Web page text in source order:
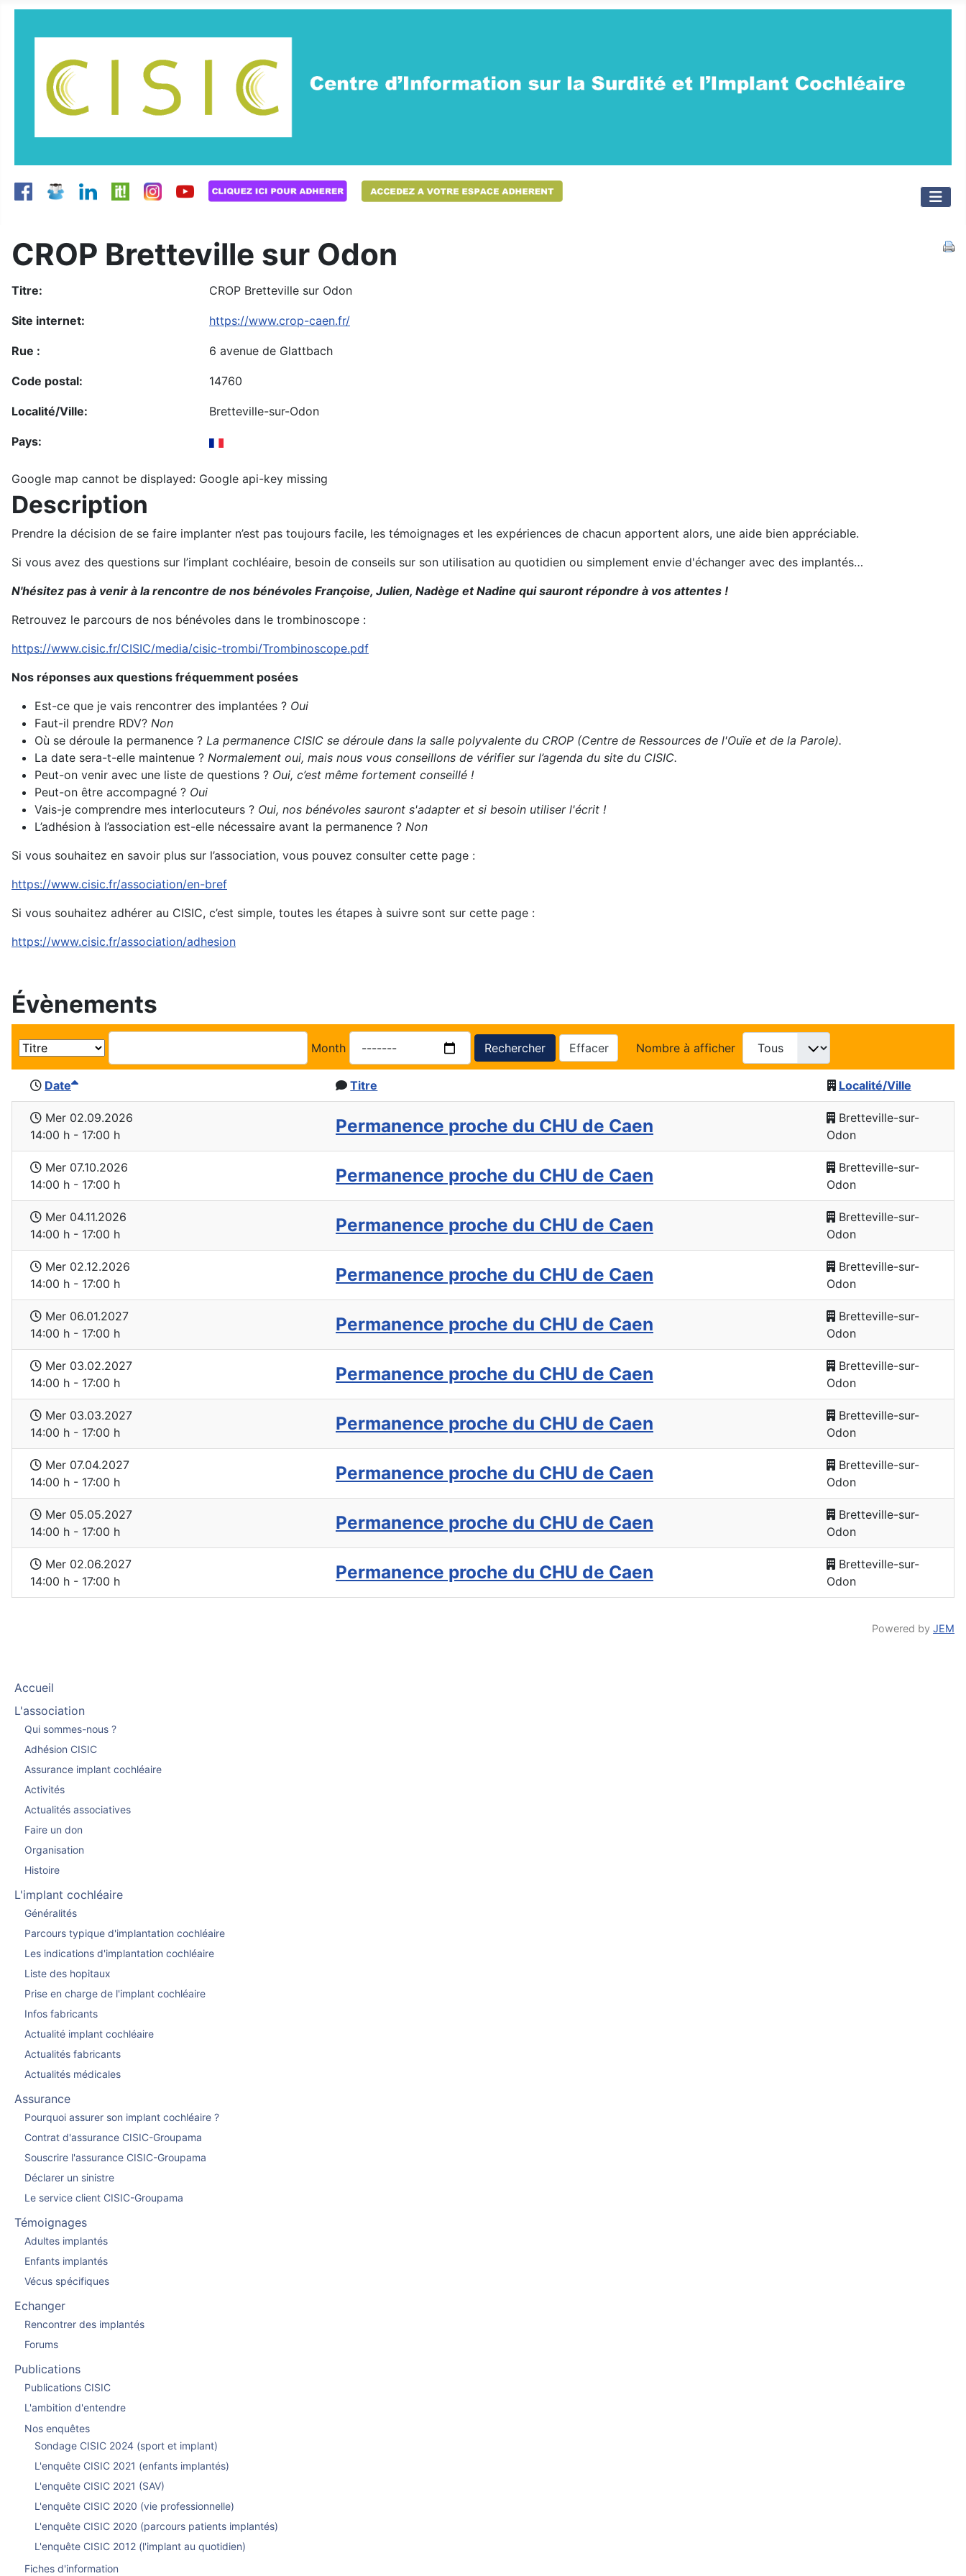
CROP Bretteville sur Odon
Titre: CROP Bretteville sur Odon
Site internet: https://www.crop-caen.fr/
Rue : 6 avenue de Glattbach
Code postal: 14760
Localité/Ville: Bretteville-sur-Odon
Pays:
Google map cannot be displayed: Google api-key missing
Description
Prendre la décision de se faire implanter n’est pas toujours facile, les témoignages et les expériences de chacun apportent alors, une aide bien appréciable.
Si vous avez des questions sur l’implant cochléaire, besoin de conseils sur son utilisation au quotidien ou simplement envie d'échanger avec des implantés…
N'hésitez pas à venir à la rencontre de nos bénévoles Françoise, Julien, Nadège et Nadine qui sauront répondre à vos attentes !
Retrouvez le parcours de nos bénévoles dans le trombinoscope :
https://www.cisic.fr/CISIC/media/cisic-trombi/Trombinoscope.pdf
Nos réponses aux questions fréquemment posées
Est-ce que je vais rencontrer des implantées ? Oui
Faut-il prendre RDV? Non
Où se déroule la permanence ? La permanence CISIC se déroule dans la salle polyvalente du CROP (Centre de Ressources de l'Ouïe et de la Parole).
La date sera-t-elle maintenue ? Normalement oui, mais nous vous conseillons de vérifier sur l’agenda du site du CISIC.
Peut-on venir avec une liste de questions ? Oui, c’est même fortement conseillé !
Peut-on être accompagné ? Oui
Vais-je comprendre mes interlocuteurs ? Oui, nos bénévoles sauront s'adapter et si besoin utiliser l'écrit !
L’adhésion à l’association est-elle nécessaire avant la permanence ? Non
Si vous souhaitez en savoir plus sur l’association, vous pouvez consulter cette page :
https://www.cisic.fr/association/en-bref
Si vous souhaitez adhérer au CISIC, c’est simple, toutes les étapes à suivre sont sur cette page :
https://www.cisic.fr/association/adhesion
Évènements
Month Rechercher Effacer Nombre à afficher
Date Titre Localité/Ville
Mer 02.09.2026
14:00 h - 17:00 h
Permanence proche du CHU de Caen
Bretteville-sur-
Odon
Mer 07.10.2026
14:00 h - 17:00 h
Permanence proche du CHU de Caen
Bretteville-sur-
Odon
Mer 04.11.2026
14:00 h - 17:00 h
Permanence proche du CHU de Caen
Bretteville-sur-
Odon
Mer 02.12.2026
14:00 h - 17:00 h
Permanence proche du CHU de Caen
Bretteville-sur-
Odon
Mer 06.01.2027
14:00 h - 17:00 h
Permanence proche du CHU de Caen
Bretteville-sur-
Odon
Mer 03.02.2027
14:00 h - 17:00 h
Permanence proche du CHU de Caen
Bretteville-sur-
Odon
Mer 03.03.2027
14:00 h - 17:00 h
Permanence proche du CHU de Caen
Bretteville-sur-
Odon
Mer 07.04.2027
14:00 h - 17:00 h
Permanence proche du CHU de Caen
Bretteville-sur-
Odon
Mer 05.05.2027
14:00 h - 17:00 h
Permanence proche du CHU de Caen
Bretteville-sur-
Odon
Mer 02.06.2027
14:00 h - 17:00 h
Permanence proche du CHU de Caen
Bretteville-sur-
Odon
Powered by JEM
Accueil
L'association
Qui sommes-nous ?
Adhésion CISIC
Assurance implant cochléaire
Activités
Actualités associatives
Faire un don
Organisation
Histoire
L'implant cochléaire
Généralités
Parcours typique d'implantation cochléaire
Les indications d'implantation cochléaire
Liste des hopitaux
Prise en charge de l'implant cochléaire
Infos fabricants
Actualité implant cochléaire
Actualités fabricants
Actualités médicales
Assurance
Pourquoi assurer son implant cochléaire ?
Contrat d'assurance CISIC-Groupama
Souscrire l'assurance CISIC-Groupama
Déclarer un sinistre
Le service client CISIC-Groupama
Témoignages
Adultes implantés
Enfants implantés
Vécus spécifiques
Echanger
Rencontrer des implantés
Forums
Publications
Publications CISIC
L'ambition d'entendre
Nos enquêtes
Sondage CISIC 2024 (sport et implant)
L'enquête CISIC 2021 (enfants implantés)
L'enquête CISIC 2021 (SAV)
L'enquête CISIC 2020 (vie professionnelle)
L'enquête CISIC 2020 (parcours patients implantés)
L'enquête CISIC 2012 (l'implant au quotidien)
Fiches d'information